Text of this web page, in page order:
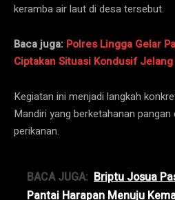
keramba air laut di desa tersebut.
Baca juga: Polres Lingga Gelar
Ciptakan Situasi Kondusif Jelang
Kegiatan ini menjadi langkah
Mandiri yang berketahanan pangan
perikanan.
BACA JUGA: Briptu Josua
Pantai Harapan Menuju